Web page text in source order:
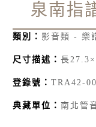
泉南指
類別： 影音類 - 樂
尺寸描述： 長
登錄號： TRA42-
典藏單位： 南北管